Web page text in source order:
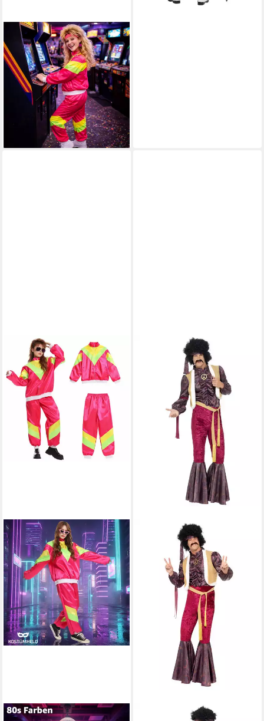
COSTUMED
Kostüm Overall Retro – 80er-
Jahre Kostüm im klassischen
Vintage-Look Fasching
14,99 € UVP19,99 €
lieferbar - in 3-4 Werktagen bei dir
FASCHINFEVER